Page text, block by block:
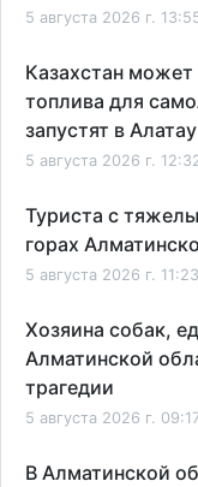
5 августа 2026 г.
Казахстан может
топлива для
запустят в Алатау
5 августа 2026 г.
Туриста с
горах
5 августа 2026 г. 11:23
Хозяина собак,
Алматинской
трагедии
5 августа 2026 г.
В Алматинской